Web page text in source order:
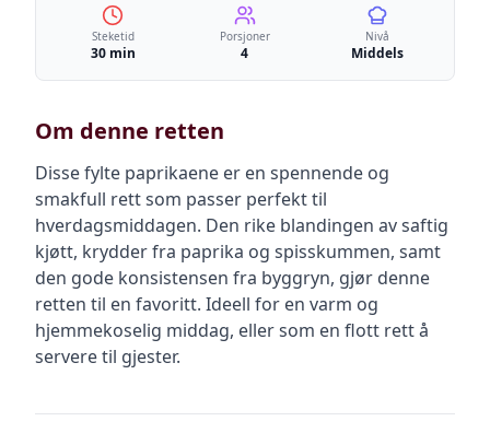
Steketid
30 min
Porsjoner
4
Nivå
Middels
Om denne retten
Disse fylte paprikaene er en spennende og
smakfull rett som passer perfekt til
hverdagsmiddagen. Den rike blandingen av saftig
kjøtt, krydder fra paprika og spisskummen, samt
den gode konsistensen fra byggryn, gjør denne
retten til en favoritt. Ideell for en varm og
hjemmekoselig middag, eller som en flott rett å
servere til gjester.